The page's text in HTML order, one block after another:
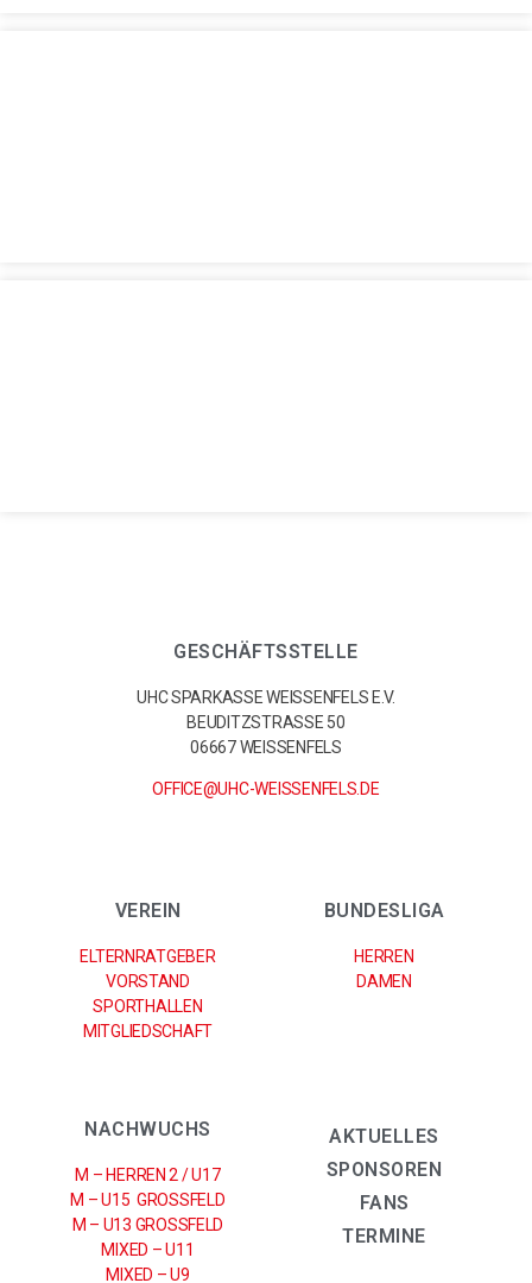
GESCHÄFTSSTELLE
UHC SPARKASSE WEISSENFELS E.V.
BEUDITZSTRASSE 50
06667 WEISSENFELS
OFFICE@UHC-WEISSENFELS.DE
VEREIN
ELTERNRATGEBER
VORSTAND
SPORTHALLEN
MITGLIEDSCHAFT
BUNDESLIGA
HERREN
DAMEN
NACHWUCHS
M – HERREN 2 / U17
M – U15 GROSSFELD
M – U13 GROSSFELD
MIXED – U11
MIXED – U9
AKTUELLES
SPONSOREN
FANS
TERMINE